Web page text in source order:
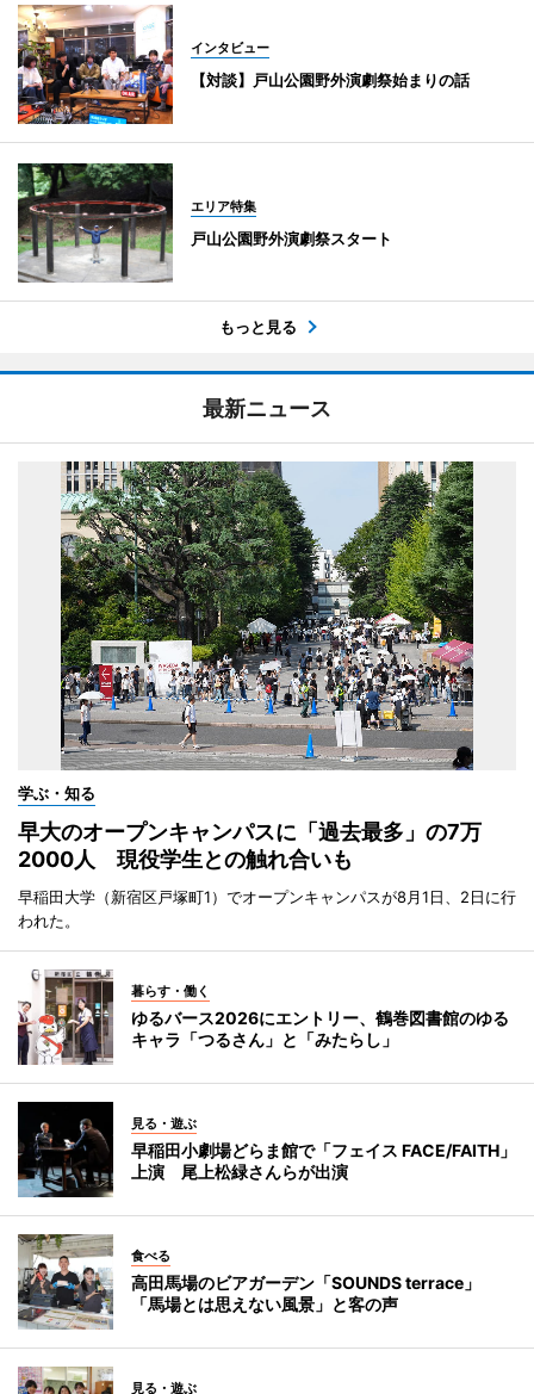
インタビュー
【対談】戸山公園野外演劇祭始まりの話
エリア特集
戸山公園野外演劇祭スタート
もっと見る
最新ニュース
学ぶ・知る
早大のオープンキャンパスに「過去最多」の7万
2000人 現役学生との触れ合いも
早稲田大学（新宿区戸塚町1）でオープンキャンパスが8月1日、2日に行
われた。
暮らす・働く
ゆるバース2026にエントリー、鶴巻図書館のゆる
キャラ「つるさん」と「みたらし」
見る・遊ぶ
早稲田小劇場どらま館で「フェイス FACE/FAITH」
上演 尾上松緑さんらが出演
食べる
高田馬場のビアガーデン「SOUNDS terrace」
「馬場とは思えない風景」と客の声
見る・遊ぶ